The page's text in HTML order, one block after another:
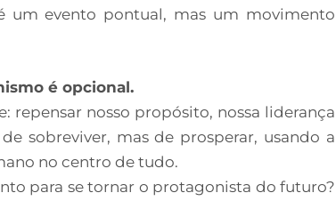
um evento pontual, mas um movimento
é opcional.
repensar nosso propósito, nossa liderança
sobreviver, mas de prosperar, usando a
no centro de tudo.
para se tornar o protagonista do futuro?